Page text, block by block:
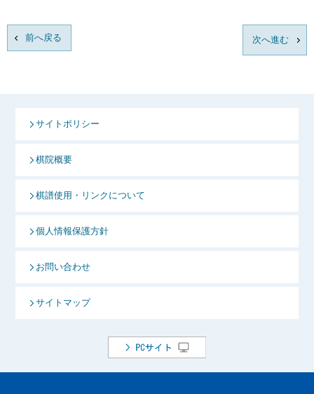
前へ戻る 次へ進む
サイトポリシー
棋院概要
棋譜使用・リンクについて
個人情報保護方針
お問い合わせ
サイトマップ